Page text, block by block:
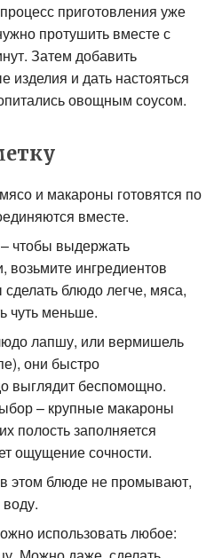
приготовления уже
протушить вместе с
Затем добавить
и дать настояться
овощным соусом.
и макароны готовятся по
вместе.
чтобы выдержать
ингредиентов
блюдо легче, мяса,
чуть меньше.
лапшу, или вермишель
они быстро
выглядит беспомощно.
– крупные макароны
полость заполняется
ощущение сочности.
этом блюде не промывают,
использовать любое: